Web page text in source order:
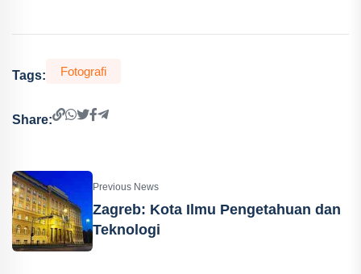
Tags: Fotografi
Share:
Previous News
Zagreb: Kota Ilmu Pengetahuan dan
Teknologi